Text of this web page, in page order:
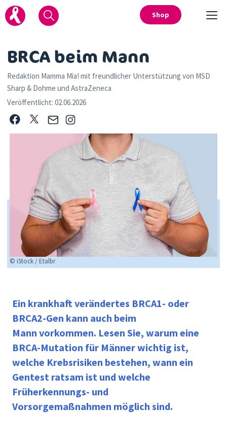
Shop
BRCA beim Mann
Redaktion Mamma Mia! mit freundlicher Unterstützung von MSD
Sharp & Dohme und AstraZeneca
Veröffentlicht: 02.06.2026
© iStock / Etalbr
Ein krankhaft verändertes BRCA1- oder
BRCA2-Gen kann auch beim
Mann vorkommen. Lesen Sie, warum eine
BRCA-Mutation für Männer wichtig ist,
welche Krebsrisiken bestehen, wann ein
Gentest ratsam ist und welche
Früherkennungs- und
Vorsorgemaßnahmen möglich sind.